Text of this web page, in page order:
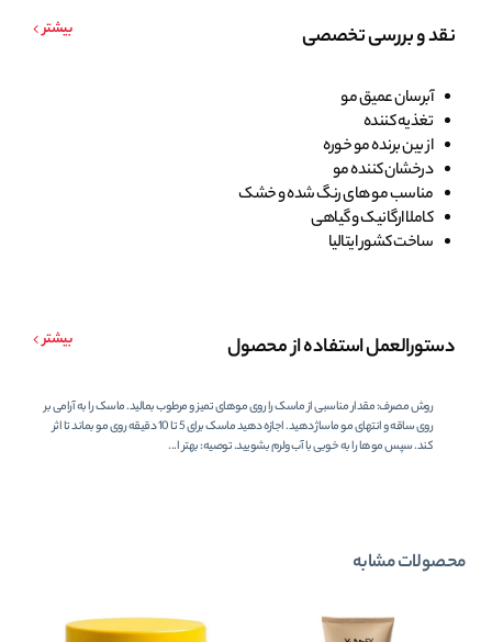
نقد و بررسی تخصصی بیشتر
آبرسان عمیق مو
تغذیه کننده
از بین برنده مو خوره
درخشان کننده مو
مناسب مو های رنگ شده و خشک
کاملا ارگانیک و گیاهی
ساخت کشور ایتالیا
دستورالعمل استفاده از محصول بیشتر
روش مصرف: مقدار مناسبی از ماسک را روی موهای تمیز و مرطوب بمالید. ماسک را به آرامی بر
روی ساقه و انتهای مو ماساژ دهید. اجازه دهید ماسک برای 5 تا 10 دقیقه روی مو بماند تا اثر
کند. سپس موها را به خوبی با آب ولرم بشویید. توصیه: بهتر ا...
محصولات مشابه